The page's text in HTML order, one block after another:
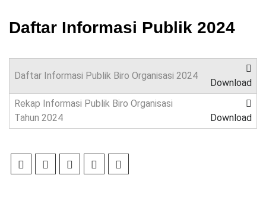
Daftar Informasi Publik 2024
Daftar Informasi Publik Biro Organisasi 2024
Download
Rekap Informasi Publik Biro Organisasi
Tahun 2024
Download